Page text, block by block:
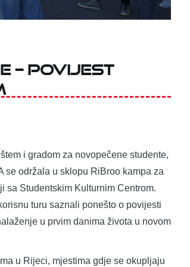
– povijest
i gradom za novopečene studente,
se održala u sklopu RiBroo kampa za
sa Studentskim Kulturnim Centrom.
turu saznali ponešto o povijesti
u prvim danima života u novom
u Rijeci, mjestima gdje se okupljaju